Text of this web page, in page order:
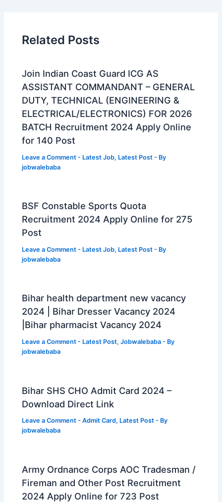
Related Posts
Join Indian Coast Guard ICG AS
ASSISTANT COMMANDANT – GENERAL
DUTY, TECHNICAL (ENGINEERING &
ELECTRICAL/ELECTRONICS) FOR 2026
BATCH Recruitment 2024 Apply Online
for 140 Post
Leave a Comment - Latest Job, Latest Post - By
jobwalebaba
BSF Constable Sports Quota
Recruitment 2024 Apply Online for 275
Post
Leave a Comment - Latest Job, Latest Post - By
jobwalebaba
Bihar health department new vacancy
2024 | Bihar Dresser Vacancy 2024
|Bihar pharmacist Vacancy 2024
Leave a Comment - Latest Post,Jobwalebaba - By
jobwalebaba
Bihar SHS CHO Admit Card 2024 –
Download Direct Link
Leave a Comment -Admit Card, Latest Post - By
jobwalebaba
Army Ordnance Corps AOC Tradesman /
Fireman and Other Post Recruitment
2024 Apply Online for 723 Post